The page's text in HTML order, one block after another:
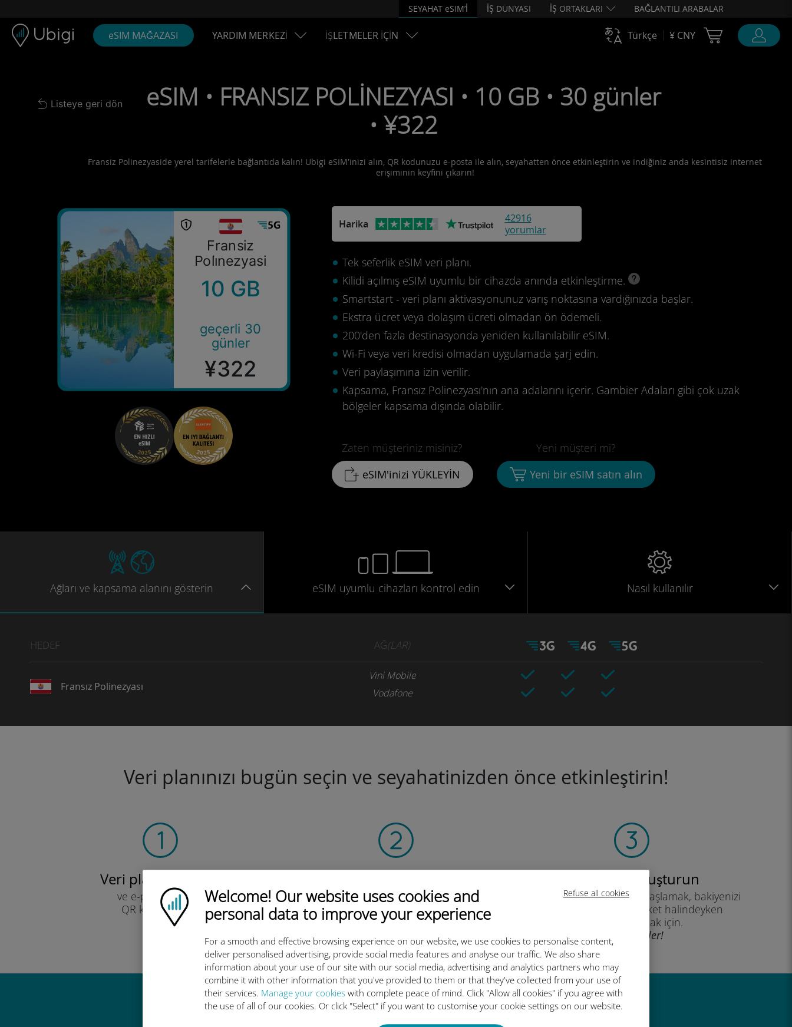
Refuse all cookies
Ubigi logo
Welcome! Our website uses cookies and
personal data to improve your experience
For a smooth and effective browsing experience on our website, we use cookies to personalise content,
deliver personalised advertising, provide social media features and analyse our traffic. We also share
information about your use of our site with our social media, advertising and analytics partners who may
combine it with other information that you've provided to them or that they've collected from your use of
their services. Manage your cookies with complete peace of mind. Click "Allow all cookies" if you agree with
the use of all of our cookies. Or click "Select" if you want to customise your cookie settings on our website.
SEYAHAT eSIM’İ İŞ DÜNYASI İŞ ORTAKLARI BAĞLANTILI ARABALAR
eSIM MAĞAZASI YARDIM MERKEZİ İŞLETMELER İÇİN Türkçe ¥ CNY Cart Ubigi
Back to list
Listeye geri dön
eSIM • FRANSIZ POLİNEZYASI • 10 GB • 30 günler
• ¥322
Fransiz Polinezyaside yerel tarifelerle bağlantıda kalın! Ubigi eSIM'inizi alın, QR kodunuzu e-posta ile alın, seyahatten önce etkinleştirin ve indiğiniz anda kesintisiz internet
erişiminin keyfini çıkarın!
Fransiz
Poli̇nezyasi
10 GB
geçerli 30
günler
¥322
Harika
42916
yorumlar
Tek seferlik eSIM veri planı.
Kilidi açılmış eSIM uyumlu bir cihazda anında etkinleştirme.
Smartstart - veri planı aktivasyonunuz varış noktasına vardığınızda başlar.
Ekstra ücret veya dolaşım ücreti olmadan ön ödemeli.
200'den fazla destinasyonda yeniden kullanılabilir eSIM.
Wi-Fi veya veri kredisi olmadan uygulamada şarj edin.
Veri paylaşımına izin verilir.
Kapsama, Fransız Polinezyası'nın ana adalarını içerir. Gambier Adaları gibi çok uzak
bölgeler kapsama dışında olabilir.
Zaten müşteriniz misiniz?
eSIM'inizi YÜKLEYİN
Yeni müşteri mi?
Yeni bir eSIM satın alın
Ağları ve kapsama alanını gösterin eSIM uyumlu cihazları kontrol edin Nasıl kullanılır
HEDEF AĞ(LAR)
Fransız Polinezyası
Vini Mobile
Vodafone
Veri planınızı bugün seçin ve seyahatinizden önce etkinleştirin!
Veri planınızı seçin
ve e-posta yoluyla
QR kodu ile alın.
Hızlı!
veri planını etkinleştirmek ve
Ubigi eSIM'i yüklemek için.Çok basit!
Hesabınızı oluşturun
veri planınızı kullanmaya başlamak, bakiyenizi
kontrol etmek ve hareket halindeyken
yükleme yapmak için.
İyi eğlenceler!
Ubigi uluslararası eSIM neden bu kadar harika